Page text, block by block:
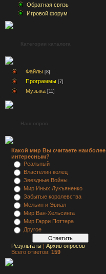
Обратная связь
Игровой форум
Категории каталога
Файлы [8]
Программы [7]
Музыка [11]
Наш опрос
Какой мир Вы считаете наиболее
интересным?
Реальный
Властелин колец
Звездные Войны
Мир Иных Лукъяненко
Забытые королевства
Мельин и Эвиал
Мир Ван-Хельсинга
Мир Гарри Поттера
Другое
Результаты | Архив опросов
Всего ответов: 159